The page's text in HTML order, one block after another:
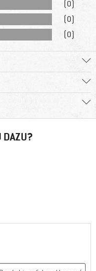
(0)
(0)
(0)
DAZU?